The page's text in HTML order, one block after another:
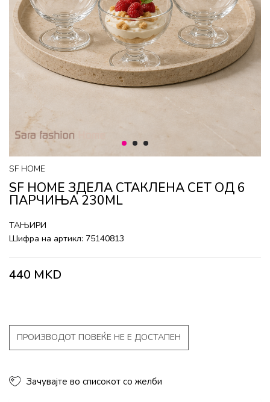
1 2 3
SF HOME
SF HOME ЗДЕЛА СТАКЛЕНА СЕТ ОД 6
ПАРЧИЊА 230ML
ТАЊИРИ
Шифра на артикл: 75140813
440 MKD
ПРОИЗВОДОТ ПОВЕЌЕ НЕ Е ДОСТАПЕН
Зачувајте во списокот со желби